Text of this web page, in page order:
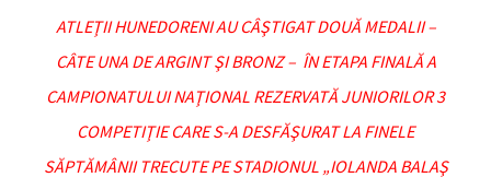
ATLEŢII HUNEDORENI AU CÂŞTIGAT DOUĂ MEDALII –
CÂTE UNA DE ARGINT ŞI BRONZ – ÎN ETAPA FINALĂ A
CAMPIONATULUI NAŢIONAL REZERVATĂ JUNIORILOR 3
COMPETIŢIE CARE S-A DESFĂŞURAT LA FINELE
SĂPTĂMÂNII TRECUTE PE STADIONUL „IOLANDA BALAŞ